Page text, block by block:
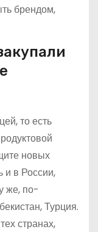
брендом,
то есть
новых
и в России,
же, по-
Турция.
странах,